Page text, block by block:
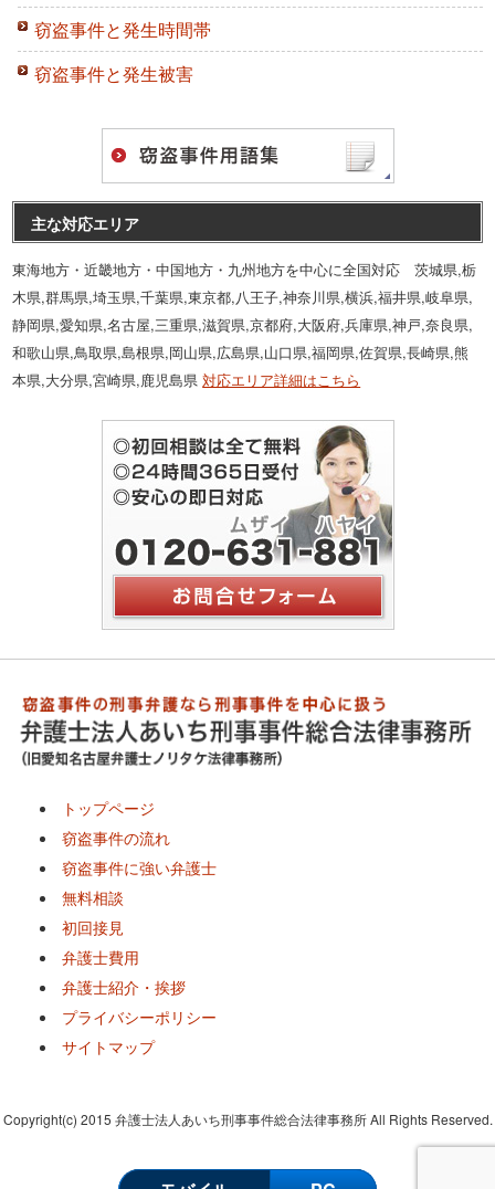
窃盗事件と発生時間帯
窃盗事件と発生被害
主な対応エリア
東海地方・近畿地方・中国地方・九州地方を中心に全国対応 茨城県,栃
木県,群馬県,埼玉県,千葉県,東京都,八王子,神奈川県,横浜,福井県,岐阜県,
静岡県,愛知県,名古屋,三重県,滋賀県,京都府,大阪府,兵庫県,神戸,奈良県,
和歌山県,鳥取県,島根県,岡山県,広島県,山口県,福岡県,佐賀県,長崎県,熊
本県,大分県,宮崎県,鹿児島県対応エリア詳細はこちら
トップページ
窃盗事件の流れ
窃盗事件に強い弁護士
無料相談
初回接見
弁護士費用
弁護士紹介・挨拶
プライバシーポリシー
サイトマップ
Copyright(c) 2015 弁護士法人あいち刑事事件総合法律事務所 All Rights Reserved.